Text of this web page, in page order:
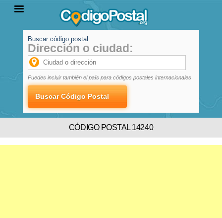
PROVINCIAS
LOCALIDADES
Buscar código postal
Dirección o ciudad:
Puedes incluir también el país para códigos postales internacionales
CÓDIGO POSTAL 14240